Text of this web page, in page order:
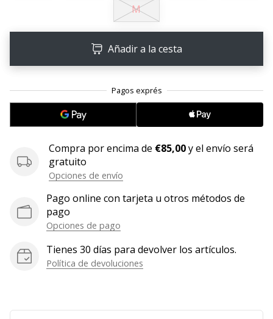
embajador
Weplayvolleyball!
¿Te
nuestro
Mostrar
los
artículos
M
Añadir a la cesta
Compra por encima de €85,00y el envío será
gratuito
Opciones de envío
Pago online con tarjeta u otros métodos de
pago
Opciones de pago
Tienes 30 días para devolver los artículos.
Política de devoluciones